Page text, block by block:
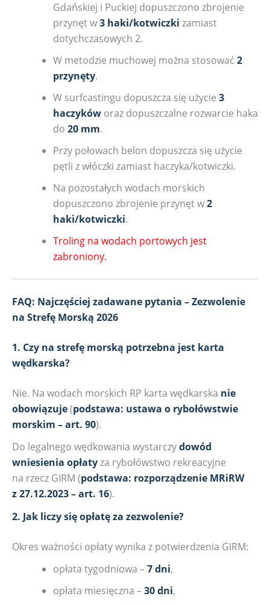
Gdańskiej i Puckiej dopuszczono zbrojenie
przynęt w3 haki/kotwiczki zamiast
dotychczasowych 2.
W metodzie muchowej można stosować 2
przynęty.
W surfcastingu dopuszcza się użycie 3
haczyków oraz dopuszczalne rozwarcie haka
do 20 mm.
Przy połowach belon dopuszcza się użycie
pętli z włóczki zamiast haczyka/kotwiczki.
Na pozostałych wodach morskich
dopuszczono zbrojenie przynęt w2
haki/kotwiczki.
Troling na wodach portowych jest
zabroniony.
FAQ: Najczęściej zadawane pytania – Zezwolenie
na Strefę Morską 2026
1. Czy na strefę morską potrzebna jest karta
wędkarska?
Nie. Na wodach morskich RP karta wędkarska nie
obowiązuje(podstawa: ustawa o rybołówstwie
morskim – art. 90).
Do legalnego wędkowania wystarczydowód
wniesienia opłatyza rybołówstwo rekreacyjne
na rzecz GIRM (podstawa: rozporządzenie MRiRW
z 27.12.2023 – art. 16).
2. Jak liczy się opłatę za zezwolenie?
Okres ważności opłaty wynika z potwierdzenia GIRM:
opłata tygodniowa –7 dni,
opłata miesięczna –30 dni,